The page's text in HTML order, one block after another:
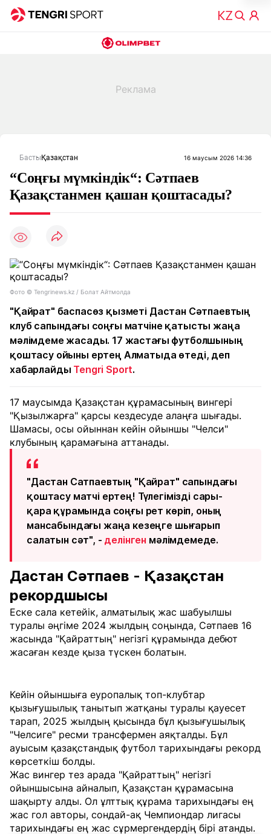
БастыҚазақстан 16 маусым 2026 14:36
“Соңғы мүмкіндік“: Сәтпаев
Қазақстанмен қашан қоштасады?
Фото © Tengrinews.kz / Болат Айтмолда
"Қайрат" баспасөз қызметі Дастан Сәтпаевтың
клуб сапындағы соңғы матчіне қатысты жаңа
мәлімдеме жасады. 17 жастағы футболшының
қоштасу ойыны ертең Алматыда өтеді, деп
хабарлайды Tengri Sport.
17 маусымда Қазақстан құрамасының вингері
"Қызылжарға" қарсы кездесуде алаңға шығады.
Шамасы, осы ойыннан кейін ойыншы "Челси"
клубының қарамағына аттанады.
"Дастан Сатпаевтың "Қайрат" сапындағы
қоштасу матчі ертең! Түлегімізді сары-
қара құрамында соңғы рет көріп, оның
мансабындағы жаңа кезеңге шығарып
салатын сәт", - делінген мәлімдемеде.
Дастан Сәтпаев - Қазақстан
рекордшысы
Еске сала кетейік, алматылық жас шабуылшы
туралы әңгіме 2024 жылдың соңында, Сәтпаев 16
жасында "Қайраттың" негізгі құрамында дебют
жасаған кезде қыза түскен болатын.
Кейін ойыншыға еуропалық топ-клубтар
қызығушылық танытып жатқаны туралы қауесет
тарап, 2025 жылдың қысында бұл қызығушылық
"Челсиге" ресми трансфермен аяқталды. Бұл
ауысым қазақстандық футбол тарихындағы рекорд
көрсеткіш болды.
Жас вингер тез арада "Қайраттың" негізгі
ойыншысына айналып, Қазақстан құрамасына
шақырту алды. Ол ұлттық құрама тарихындағы ең
жас гол авторы, сондай-ақ Чемпиондар лигасы
тарихындағы ең жас сұрмергендердің бірі атанды.